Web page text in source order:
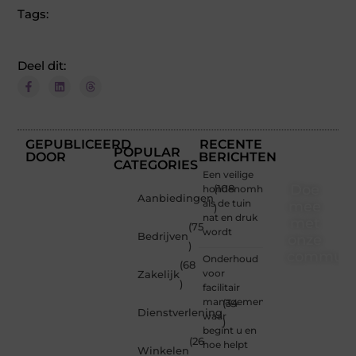
Tags:
Deel dit:
GEPUBLICEERD
DOOR
POPULAR
CATEGORIES
Aanbiedingen
(108
)
Bedrijven
(75
)
Zakelijk
(68
)
Dienstverlening
(34
)
Winkelen
(26
RECENTE
BERICHTEN
Een veilige
hondenomheining
als de tuin
nat en druk
wordt
Onderhoud
voor
facilitair
management:
waar
begint u en
hoe helpt